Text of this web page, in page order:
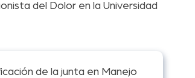
del Dolor en la Universidad
de la junta en Manejo